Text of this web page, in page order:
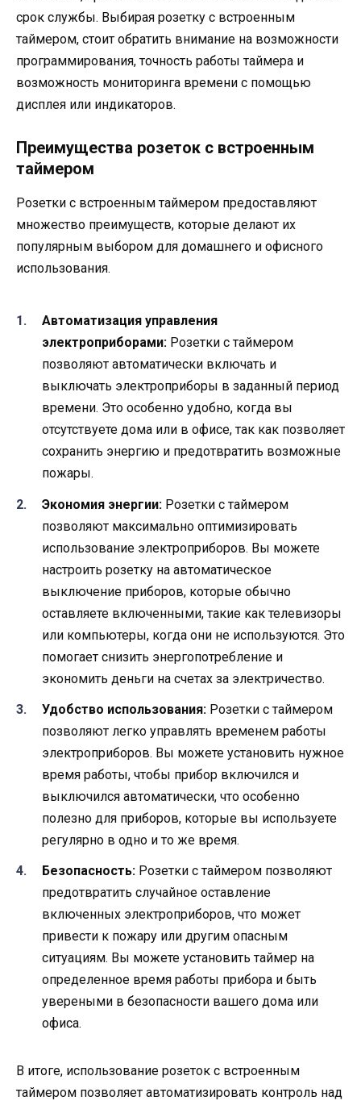
срок службы. Выбирая розетку с встроенным
таймером, стоит обратить внимание на возможности
программирования, точность работы таймера и
возможность мониторинга времени с помощью
дисплея или индикаторов.
Преимущества розеток с встроенным
таймером
Розетки с встроенным таймером предоставляют
множество преимуществ, которые делают их
популярным выбором для домашнего и офисного
использования.
Автоматизация управления
электроприборами: Розетки с таймером
позволяют автоматически включать и
выключать электроприборы в заданный период
времени. Это особенно удобно, когда вы
отсутствуете дома или в офисе, так как позволяет
сохранить энергию и предотвратить возможные
пожары.
Экономия энергии: Розетки с таймером
позволяют максимально оптимизировать
использование электроприборов. Вы можете
настроить розетку на автоматическое
выключение приборов, которые обычно
оставляете включенными, такие как телевизоры
или компьютеры, когда они не используются. Это
помогает снизить энергопотребление и
экономить деньги на счетах за электричество.
Удобство использования: Розетки с таймером
позволяют легко управлять временем работы
электроприборов. Вы можете установить нужное
время работы, чтобы прибор включился и
выключился автоматически, что особенно
полезно для приборов, которые вы используете
регулярно в одно и то же время.
Безопасность: Розетки с таймером позволяют
предотвратить случайное оставление
включенных электроприборов, что может
привести к пожару или другим опасным
ситуациям. Вы можете установить таймер на
определенное время работы прибора и быть
увереными в безопасности вашего дома или
офиса.
В итоге, использование розеток с встроенным
таймером позволяет автоматизировать контроль над